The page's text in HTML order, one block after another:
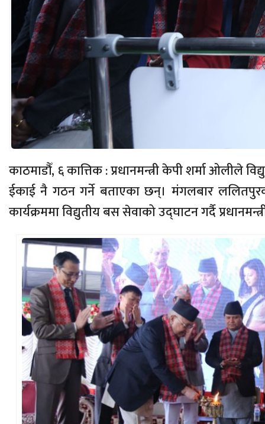
काठमाडौँ, ६ कात्तिक : प्रधानमन्त्री केपी शर्मा ओलीले
ईकाई नै गठन गर्ने बताएका छन्। मंगलबार
कार्यक्रममा विद्युतीय बस सेवाको उद्घाटन गर्दै